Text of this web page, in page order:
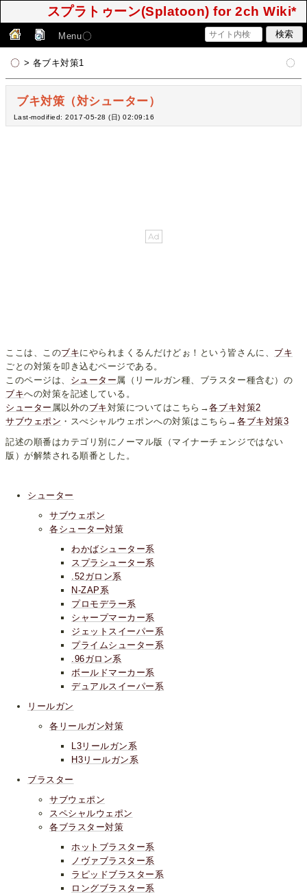
スプラトゥーン(Splatoon) for 2ch Wiki*
Menu
> 各ブキ対策1
ブキ対策（対シューター）
Last-modified: 2017-05-28 (日) 02:09:16
ここは、このブキにやられまくるんだけどぉ！という皆さんに、 ブキ
ごとの対策を叩き込むページである。
このページは、 シューター属（リールガン種、ブラスター種含む）の
ブキへの対策を記述している。
シューター 属以外のブキ対策についてはこちら→各ブキ対策2
サブウェポン ・スぺシャルウェポンへの対策はこちら→各ブキ対策3
記述の順番はカテゴリ別にノーマル版（マイナーチェンジではない
版）が解禁される順番とした。
シューター
サブウェポン
各シューター対策
わかばシューター系
スプラシューター系
.52ガロン系
N-ZAP系
プロモデラー系
シャープマーカー系
ジェットスイーパー系
プライムシューター系
.96ガロン系
ボールドマーカー系
デュアルスイーパー系
リールガン
各リールガン対策
L3リールガン系
H3リールガン系
ブラスター
サブウェポン
スペシャルウェポン
各ブラスター対策
ホットブラスター系
ノヴァブラスター系
ラピッドブラスター系
ロングブラスター系